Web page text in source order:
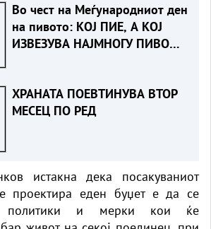
Во чест на Меѓународниот ден
на пивото: КОЈ ПИЕ, А КОЈ
ИЗВЕЗУВА НАЈМНОГУ ПИВО
ХРАНАТА ПОЕВТИНУВА ВТОР
МЕСЕЦ ПО РЕД
истакна дека посакуваниот
проектира еден буџет е да се
политики и мерки кои ќе